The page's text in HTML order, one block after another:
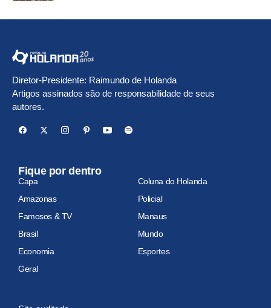
Diretor-Presidente: Raimundo de Holanda
Artigos assinados são de responsabilidade de seus
autores.
Fique por dentro
Capa
Coluna do Holanda
Amazonas
Policial
Famosos & TV
Manaus
Brasil
Mundo
Economia
Esportes
Geral